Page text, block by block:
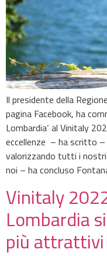
Il presidente della
pagina Facebook, ha
Lombardia‘ al Vinitaly
eccellenze – ha scritto
valorizzando tutti i nostri
noi – ha concluso
Vinitaly
Lombardia
più attrattivi